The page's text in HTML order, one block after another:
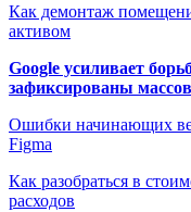
Как демонтаж
активом
Google усиливает
зафиксированы
Ошибки начинающих
Figma
Как разобраться в
расходов